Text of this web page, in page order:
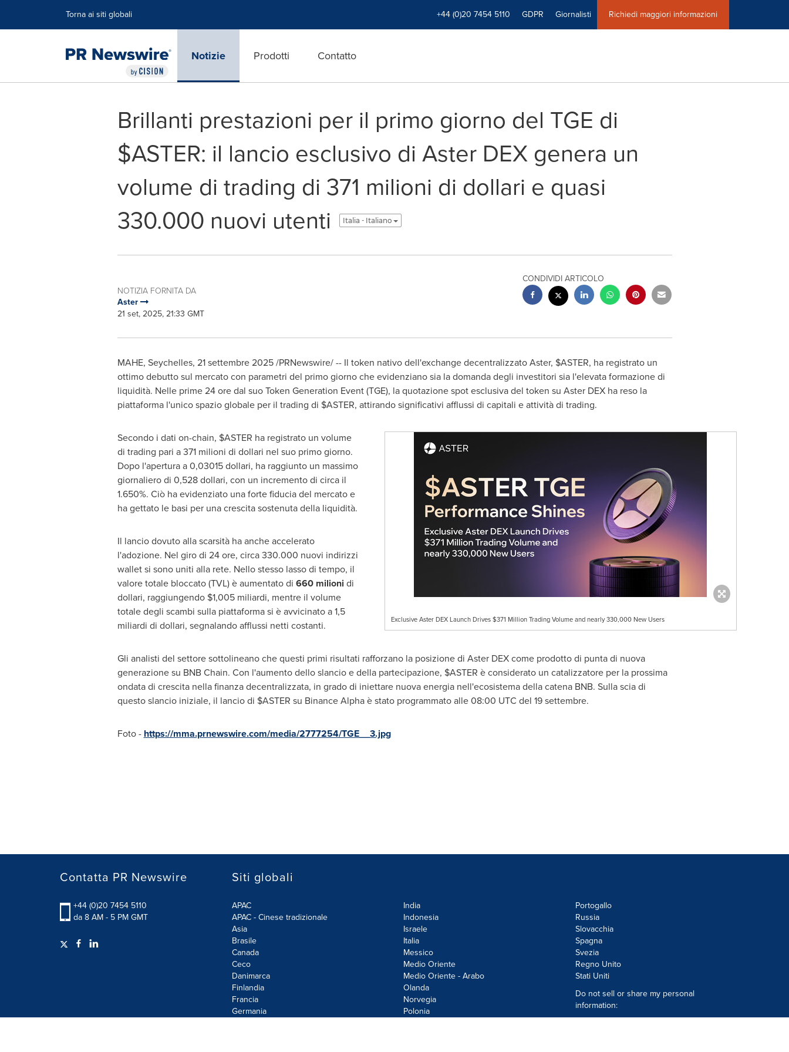
Torna ai siti globali +44 (0)20 7454 5110 GDPR Giornalisti Richiedi maggiori informazioni
Notizie Prodotti Contatto
Brillanti prestazioni per il primo giorno del TGE di
$ASTER: il lancio esclusivo di Aster DEX genera un
volume di trading di 371 milioni di dollari e quasi
330.000 nuovi utenti
Italia - Italiano
NOTIZIA FORNITA DA
Aster
21 set, 2025, 21:33 GMT
CONDIVIDI ARTICOLO
MAHE, Seychelles, 21 settembre 2025/PRNewswire/ -- Il token nativo dell'exchange decentralizzato Aster, $ASTER, ha registrato un
ottimo debutto sul mercato con parametri del primo giorno che evidenziano sia la domanda degli investitori sia l'elevata formazione di
liquidità. Nelle prime 24 ore dal suo Token Generation Event (TGE), la quotazione spot esclusiva del token su Aster DEX ha reso la
piattaforma l'unico spazio globale per il trading di $ASTER, attirando significativi afflussi di capitali e attività di trading.
Exclusive Aster DEX Launch Drives $371 Million Trading Volume and nearly 330,000 New Users
Secondo i dati on-chain, $ASTER ha registrato un volume
di trading pari a 371 milioni di dollari nel suo primo giorno.
Dopo l'apertura a 0,03015 dollari, ha raggiunto un massimo
giornaliero di 0,528 dollari, con un incremento di circa il
1.650%. Ciò ha evidenziato una forte fiducia del mercato e
ha gettato le basi per una crescita sostenuta della liquidità.
Il lancio dovuto alla scarsità ha anche accelerato
l'adozione. Nel giro di 24 ore, circa 330.000 nuovi indirizzi
wallet si sono uniti alla rete. Nello stesso lasso di tempo, il
valore totale bloccato (TVL) è aumentato di 660 milioni di
dollari, raggiungendo $1,005miliardi, mentre il volume
totale degli scambi sulla piattaforma si è avvicinato a 1,5
miliardi di dollari, segnalando afflussi netti costanti.
Gli analisti del settore sottolineano che questi primi risultati rafforzano la posizione di Aster DEX come prodotto di punta di nuova
generazione su BNB Chain. Con l'aumento dello slancio e della partecipazione, $ASTER è considerato un catalizzatore per la prossima
ondata di crescita nella finanza decentralizzata, in grado di iniettare nuova energia nell'ecosistema della catena BNB. Sulla scia di
questo slancio iniziale, il lancio di $ASTER su Binance Alpha è stato programmato alle08:00 UTC del 19 settembre.
Foto - https://mma.prnewswire.com/media/2777254/TGE__3.jpg
Contatta PR Newswire
+44 (0)20 7454 5110
da 8 AM - 5 PM GMT
Siti globali
APAC
APAC - Cinese tradizionale
Asia
Brasile
Canada
Ceco
Danimarca
Finlandia
Francia
Germania
India
Indonesia
Israele
Italia
Messico
Medio Oriente
Medio Oriente - Arabo
Olanda
Norvegia
Polonia
Portogallo
Russia
Slovacchia
Spagna
Svezia
Regno Unito
Stati Uniti
Do not sell or share my personal
information: